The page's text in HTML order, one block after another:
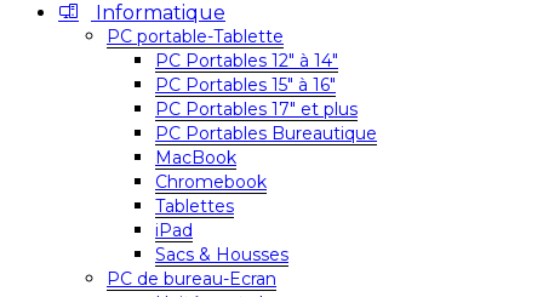
Informatique
PC portable-Tablette
PC Portables 12″ à 14″
PC Portables 15″ à 16″
PC Portables 17″ et plus
PC Portables Bureautique
MacBook
Chromebook
Tablettes
iPad
Sacs & Housses
PC de bureau-Ecran